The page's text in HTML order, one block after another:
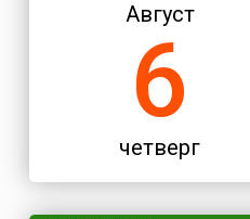
Август
6
четверг